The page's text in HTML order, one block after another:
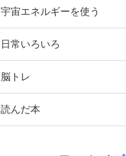
宇宙エネルギーを使う
日常いろいろ
脳トレ
読んだ本